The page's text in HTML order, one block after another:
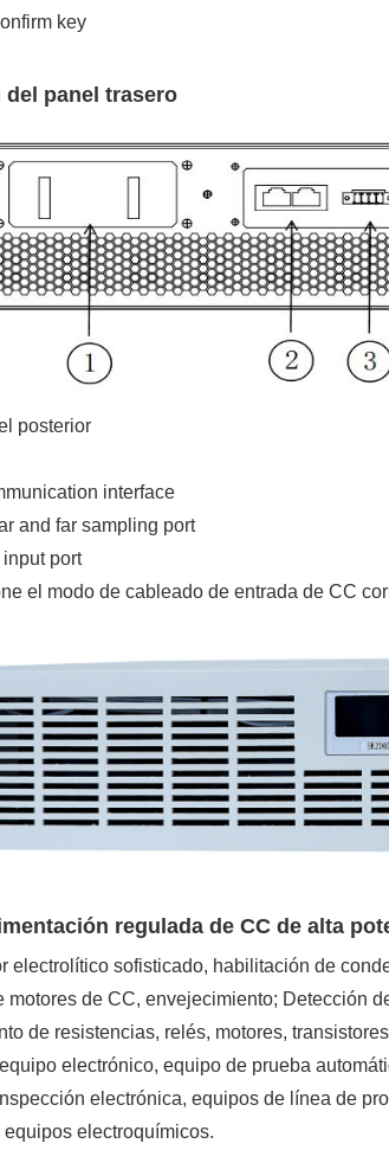
key
panel trasero
posterior
interface
and far sampling port
port
el modo de cableado de entrada de CC
regulada de CC de alta
electrolítico sofisticado, habilitación de
motores de CC, envejecimiento; Detección
de resistencias, relés, motores,
electrónico, equipo de prueba
electrónica, equipos de línea de
electroquímicos.